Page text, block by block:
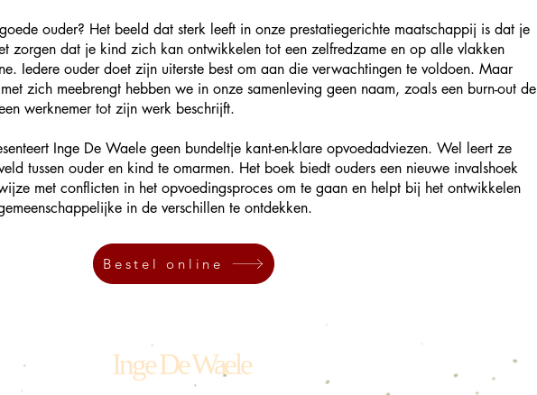
ouder? Het beeld dat sterk leeft in onze prestatiegerichte maatschappij is dat je
zorgen dat je kind zich kan ontwikkelen tot een zelfredzame en op alle vlakken
Iedere ouder doet zijn uiterste best om aan die verwachtingen te voldoen. Maar
zich meebrengt hebben we in onze samenleving geen naam, zoals een burn-out de
werknemer tot zijn werk beschrijft.
Inge De Waele geen bundeltje kant-en-klare opvoedadviezen. Wel leert ze
tussen ouder en kind te omarmen. Het boek biedt ouders een nieuwe invalshoek
met conflicten in het opvoedingsproces om te gaan en helpt bij het ontwikkelen
in de verschillen te ontdekken.
Bestel online
Inge De Waele